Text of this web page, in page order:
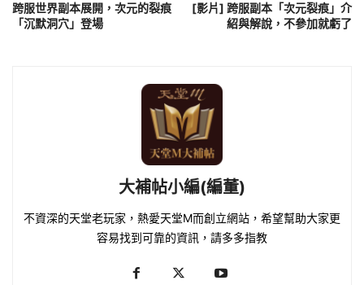
跨服世界副本展開，次元的裂痕
「沉默洞穴」登場
[影片] 跨服副本「次元裂痕」介
紹與解說，不參加就虧了
大補帖小編(編董)
不資深的天堂老玩家，熱愛天堂M而創立網站，希望幫助大家更
容易找到可靠的資訊，請多多指教